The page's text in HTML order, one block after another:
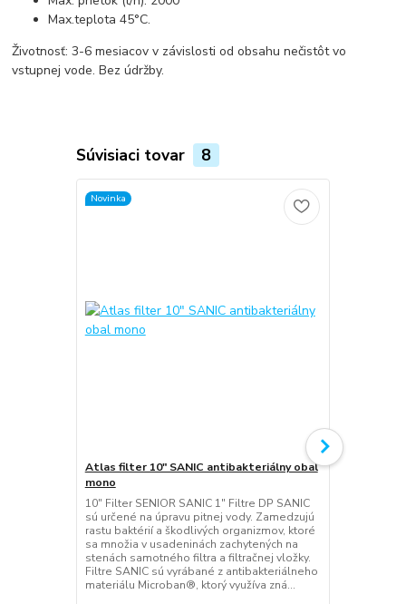
Max.teplota 45°C.
Životnosť: 3-6 mesiacov v závislosti od obsahu nečistôt vo
vstupnej vode. Bez údržby.
Súvisiaci tovar 8
Novinka
Atlas filter 10" SANIC antibakteriálny obal
mono
10" Filter SENIOR SANIC 1" Filtre DP SANIC
sú určené na úpravu pitnej vody. Zamedzujú
rastu baktérií a škodlivých organizmov, ktoré
sa množia v usadeninách zachytených na
stenách samotného filtra a filtračnej vložky.
Filtre SANIC sú vyrábané z antibakteriálneho
materiálu Microban®, ktorý využíva zná...